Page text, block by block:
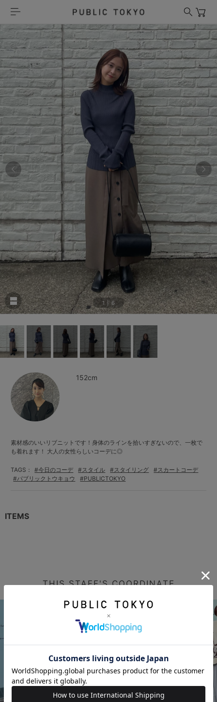
1 | 6
152cm
素材感のいいリブニットです！身体のラインを拾いすぎないので、一枚で
も着れます！ 大人の女性らしいコーデに◎
TAGS： #今日のコーデ #スタイル #スタイリング
#スカートコーデ
#パブリックトウキョウ
#PUBLICTOKYO
ITEMS
THIS STAFF'S COORDINATE